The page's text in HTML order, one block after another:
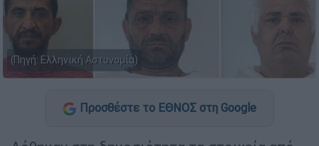
(Πηγή: Ελληνική Αστυνομία)
Προσθέστε το ΕΘΝΟΣ στη Google